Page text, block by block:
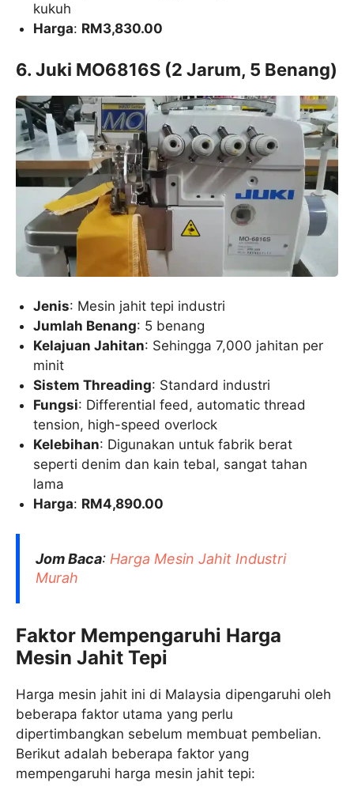
kukuh
Harga: RM3,830.00
6. Juki MO6816S (2 Jarum, 5 Benang)
Jenis: Mesin jahit tepi industri
Jumlah Benang: 5 benang
Kelajuan Jahitan: Sehingga 7,000 jahitan per
minit
Sistem Threading: Standard industri
Fungsi: Differential feed, automatic thread
tension, high-speed overlock
Kelebihan: Digunakan untuk fabrik berat
seperti denim dan kain tebal, sangat tahan
lama
Harga: RM4,890.00
Jom Baca: Harga Mesin Jahit Industri
Murah
Faktor Mempengaruhi Harga
Mesin Jahit Tepi
Harga mesin jahit ini di Malaysia dipengaruhi oleh
beberapa faktor utama yang perlu
dipertimbangkan sebelum membuat pembelian.
Berikut adalah beberapa faktor yang
mempengaruhi harga mesin jahit tepi: